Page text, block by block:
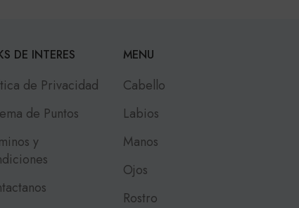
DE INTERES
de Privacidad
de Puntos
y
MENU
Cabello
Labios
Manos
Ojos
Rostro